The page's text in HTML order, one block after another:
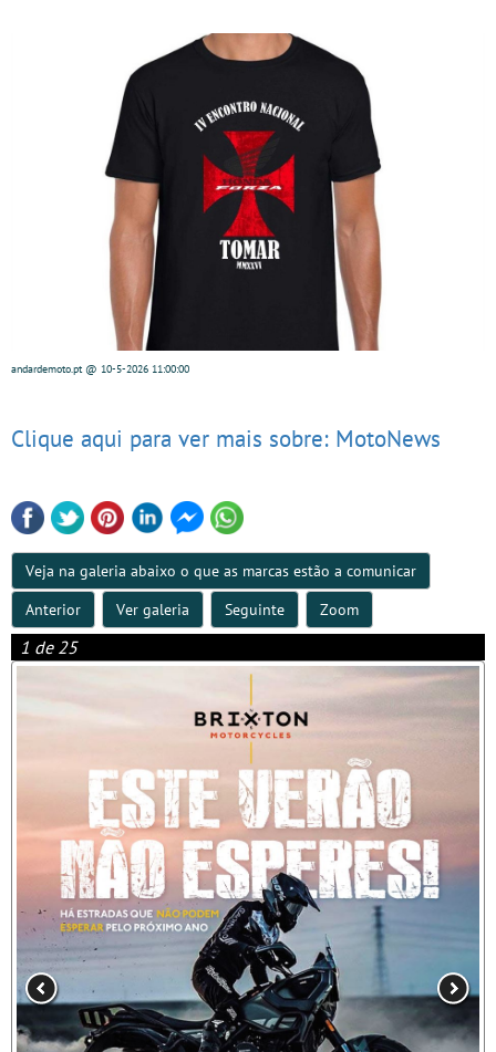
andardemoto.pt@ 10-5-2026 11:00:00
Clique aqui para ver mais sobre: MotoNews
Veja na galeria abaixo o que as marcas estão a comunicar
Anterior
Ver galeria Seguinte Zoom
1 de 25